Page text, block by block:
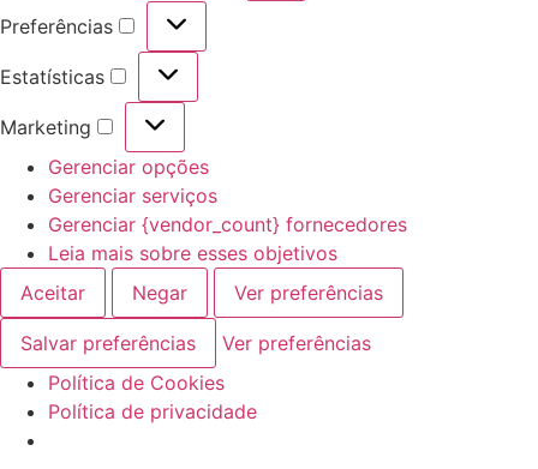
Preferências
Preferências
Estatísticas
Estatísticas
Marketing
Marketing
Gerenciar opções
Gerenciar serviços
Gerenciar {vendor_count} fornecedores
Leia mais sobre esses objetivos
Aceitar
Negar Ver preferências
Salvar preferências
Ver preferências
Política de Cookies
Política de privacidade